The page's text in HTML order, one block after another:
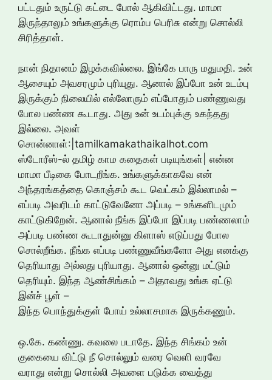
பட்டதும் உருட்டு கட்டை போல் ஆகிவிட்டது. மாமா
இருந்தாலும் உங்களுக்கு ரொம்ப பெரிசு என்று சொல்லி
சிரித்தாள்.
நான் நிதானம் இழக்கவில்லை. இங்கே பாரு மதுமதி. உன்
ஆசையும் அவசரமும் புரியுது. ஆனால் இப்போ உன் உடம்பு
இருக்கும் நிலையில் எல்லோரும் எப்போதும் பண்ணுவது
போல பண்ண கூடாது. அது உன் உடம்புக்கு உகந்தது
இல்லை. அவள்
சொன்னாள்:|tamilkamakathaikalhot.com
ஸ்டோரீஸ்-ல் தமிழ் காம கதைகள் படியுங்கள்| என்ன
மாமா பீடிகை போடறீங்க. உங்களுக்காகவே என்
அந்தரங்கத்தை கொஞ்சம் கூட வெட்கம் இல்லாமல் –
எப்படி அவரிடம் காட்டுவேனோ அப்படி – உங்களிடமும்
காட்டுகிறேன். ஆனால் நீங்க இப்போ இப்படி பண்ணலாம்
அப்படி பண்ண கூடாதுன்னு கிளாஸ் எடுப்பது போல
சொல்றீங்க. நீங்க எப்படி பண்ணுவீங்களோ அது எனக்கு
தெரியாது அல்லது புரியாது. ஆனால் ஒன்னு மட்டும்
தெரியும். இந்த ஆண்சிங்கம் – அதாவது உங்க ஏட்டு
இன்ச் பூள் –
இந்த பொந்துக்குள் போய் உல்லாசமாக இருக்கணும்.
ஒ.கே. கண்ணு. கவலை படாதே. இந்த சிங்கம் உன்
குகையை விட்டு நீ சொல்லும் வரை வெளி வரவே
வராது என்று சொல்லி அவளை படுக்க வைத்து